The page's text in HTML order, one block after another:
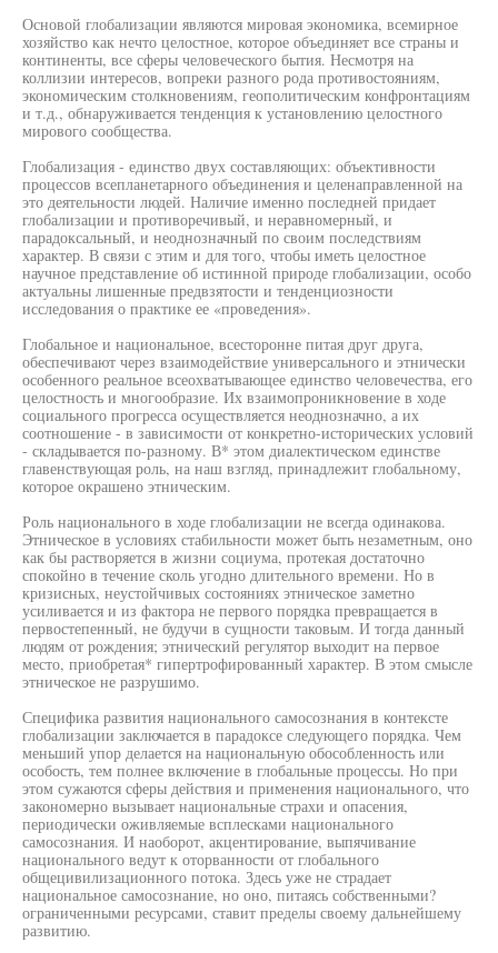
Основой глобализации являются мировая экономика, всемирное
хозяйство как нечто целостное, которое объединяет все страны и
континенты, все сферы человеческого бытия. Несмотря на
коллизии интересов, вопреки разного рода противостояниям,
экономическим столкновениям, геополитическим конфронтациям
и т.д., обнаруживается тенденция к установлению целостного
мирового сообщества.
Глобализация - единство двух составляющих: объективности
процессов всепланетарного объединения и целенаправленной на
это деятельности людей. Наличие именно последней придает
глобализации и противоречивый, и неравномерный, и
парадоксальный, и неоднозначный по своим последствиям
характер. В связи с этим и для того, чтобы иметь целостное
научное представление об истинной природе глобализации, особо
актуальны лишенные предвзятости и тенденциозности
исследования о практике ее «проведения».
Глобальное и национальное, всесторонне питая друг друга,
обеспечивают через взаимодействие универсального и этнически
особенного реальное всеохватывающее единство человечества, его
целостность и многообразие. Их взаимопроникновение в ходе
социального прогресса осуществляется неоднозначно, а их
соотношение - в зависимости от конкретно-исторических условий
- складывается по-разному. В* этом диалектическом единстве
главенствующая роль, на наш взгляд, принадлежит глобальному,
которое окрашено этническим.
Роль национального в ходе глобализации не всегда одинакова.
Этническое в условиях стабильности может быть незаметным, оно
как бы растворяется в жизни социума, протекая достаточно
спокойно в течение сколь угодно длительного времени. Но в
кризисных, неустойчивых состояниях этническое заметно
усиливается и из фактора не первого порядка превращается в
первостепенный, не будучи в сущности таковым. И тогда данный
людям от рождения; этнический регулятор выходит на первое
место, приобретая* гипертрофированный характер. В этом смысле
этническое не разрушимо.
Специфика развития национального самосознания в контексте
глобализации заключается в парадоксе следующего порядка. Чем
меньший упор делается на национальную обособленность или
особость, тем полнее включение в глобальные процессы. Но при
этом сужаются сферы действия и применения национального, что
закономерно вызывает национальные страхи и опасения,
периодически оживляемые всплесками национального
самосознания. И наоборот, акцентирование, выпячивание
национального ведут к оторванности от глобального
общецивилизационного потока. Здесь уже не страдает
национальное самосознание, но оно, питаясь собственными?
ограниченными ресурсами, ставит пределы своему дальнейшему
развитию.